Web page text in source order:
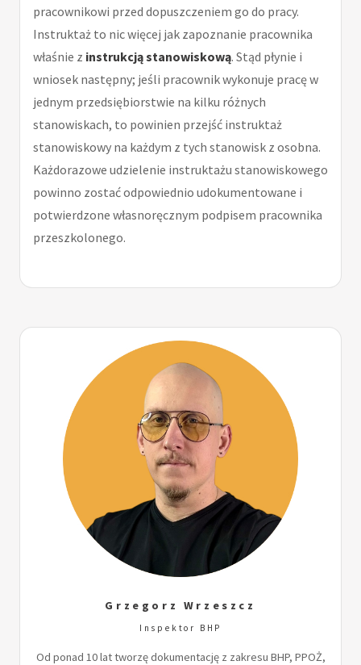
pracownikowi przed dopuszczeniem go do pracy.
Instruktaż to nic więcej jak zapoznanie pracownika
właśnie z instrukcją stanowiskową. Stąd płynie i
wniosek następny; jeśli pracownik wykonuje pracę w
jednym przedsiębiorstwie na kilku różnych
stanowiskach, to powinien przejść instruktaż
stanowiskowy na każdym z tych stanowisk z osobna.
Każdorazowe udzielenie instruktażu stanowiskowego
powinno zostać odpowiednio udokumentowane i
potwierdzone własnoręcznym podpisem pracownika
przeszkolonego.
Grzegorz Wrzeszcz
Inspektor BHP
Od ponad 10 lat tworzę dokumentację z zakresu BHP, PPOŻ,